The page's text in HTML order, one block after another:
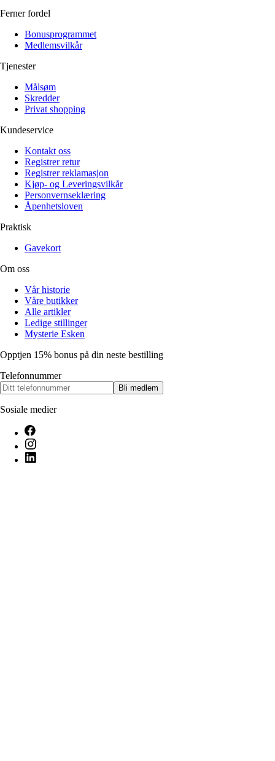
Ferner fordel
Bonusprogrammet
Medlemsvilkår
Tjenester
Målsøm
Skredder
Privat shopping
Kundeservice
Kontakt oss
Registrer retur
Registrer reklamasjon
Kjøp- og Leveringsvilkår
Personvernseklæring
Åpenhetsloven
Praktisk
Gavekort
Om oss
Vår historie
Våre butikker
Alle artikler
Ledige stillinger
Mysterie Esken
Opptjen 15% bonus på din neste bestilling
Telefonnummer
Bli medlem
Sosiale medier